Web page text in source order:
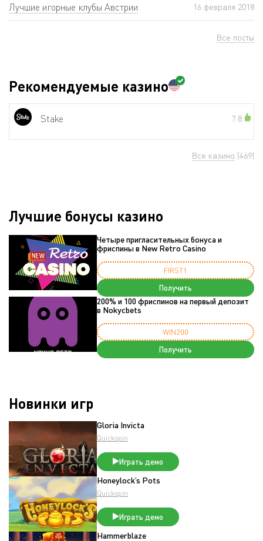
Лучшие игорные клубы Австрии 16 февраля 2018
Все посты
Рекомендуемые казино
Stake 7.8
Все казино (469)
Лучшие бонусы казино
Четыре пригласительных бонуса и
фриспины в New Retro Casino
FIRST1
Получить
200% и 100 фриспинов на первый депозит
в Nokycbets
WIN200
Получить
Новинки игр
Gloria Invicta
Quickspin
Играть демо
Honeylock’s Pots
Quickspin
Играть демо
Hammerblaze